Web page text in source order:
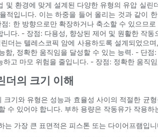
및 환경에 맞게 설계된 다양한 유형의 유압 실
적입니다. 이는 하중을 들어 올리는 것과 같이
: 한 방향으로만 확장하거나 축소할 수 있으므
니다. - 장점: 다용성, 향상된 제어 및 원활한 작
더는 텔레스코픽 암에 사용하도록 설계되었으
함, 정확한 움직임을 달성할 수 있는 능력. - 단
하고 마모 위험을 줄입니다. - 장점: 정확한 움직
더의 크기 이해
크기와 유형은 성능과 효율성 사이의 적절한 균
수 있어야 합니다. 부하 용량은 작동유가 작용
는 가장 큰 표면적은 피스톤 또는 다이어프램입